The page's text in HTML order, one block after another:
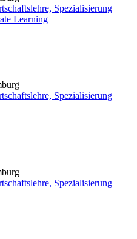
Spezialisierung
Learning
Spezialisierung
Spezialisierung